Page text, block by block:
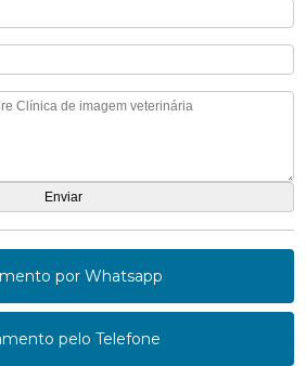
por Whatsapp
pelo Telefone